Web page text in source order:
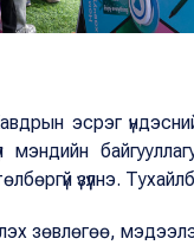
эсрэг
мэндийн
үзүүлнэ.
зөвлөгөө,